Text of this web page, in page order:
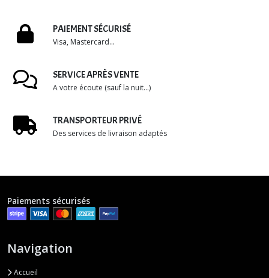
PAIEMENT SÉCURISÉ
Visa, Mastercard...
SERVICE APRÈS VENTE
A votre écoute (sauf la nuit...)
TRANSPORTEUR PRIVÉ
Des services de livraison adaptés
Paiements sécurisés
Navigation
Accueil